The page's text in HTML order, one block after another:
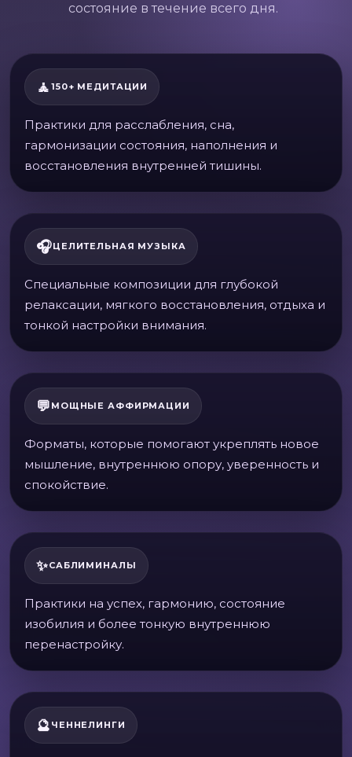
состояние в течение всего дня.
🧘 150+ МЕДИТАЦИИ
Практики для расслабления, сна,
гармонизации состояния, наполнения и
восстановления внутренней тишины.
🎧ЦЕЛИТЕЛЬНАЯ МУЗЫКА
Специальные композиции для глубокой
релаксации, мягкого восстановления, отдыха и
тонкой настройки внимания.
💬 МОЩНЫЕ АФФИРМАЦИИ
Форматы, которые помогают укреплять новое
мышление, внутреннюю опору, уверенность и
спокойствие.
✨САБЛИМИНАЛЫ
Практики на успех, гармонию, состояние
изобилия и более тонкую внутреннюю
перенастройку.
🔮 ЧЕННЕЛИНГИ